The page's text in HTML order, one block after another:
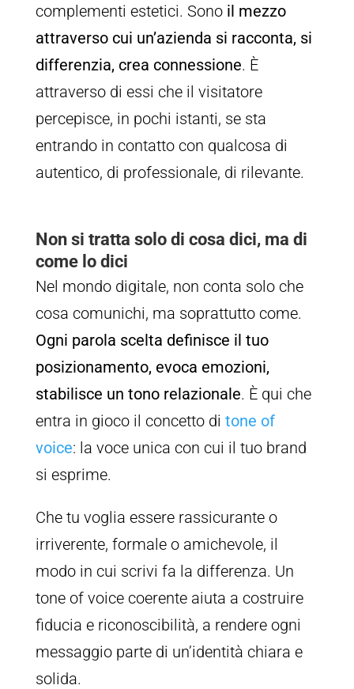
complementi estetici. Sono il mezzo
attraverso cui un’azienda si racconta, si
differenzia, crea connessione. È
attraverso di essi che il visitatore
percepisce, in pochi istanti, se sta
entrando in contatto con qualcosa di
autentico, di professionale, di rilevante.
Non si tratta solo di cosa dici, ma di
come lo dici
Nel mondo digitale, non conta solo che
cosa comunichi, ma soprattutto come.
Ogni parola scelta definisce il tuo
posizionamento, evoca emozioni,
stabilisce un tono relazionale. È qui che
entra in gioco il concetto di tone of
voice: la voce unica con cui il tuo brand
si esprime.
Che tu voglia essere rassicurante o
irriverente, formale o amichevole, il
modo in cui scrivi fa la differenza. Un
tone of voice coerente aiuta a costruire
fiducia e riconoscibilità, a rendere ogni
messaggio parte di un’identità chiara e
solida.